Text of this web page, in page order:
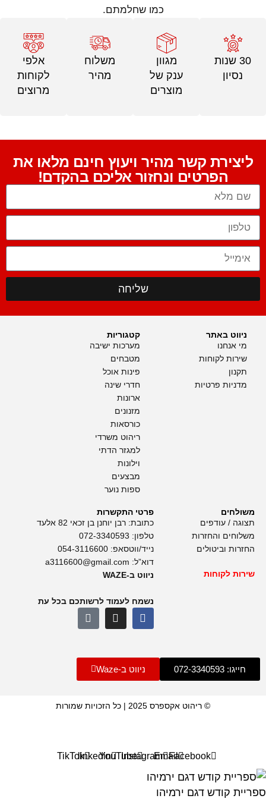
כמו שחלמתם.
30 שנות
נסיון
מגוון
ענק של
מוצרים
משלוח
מהיר
אלפי
לקוחות
מרוצים
ליצירת קשר מהיר ויעוץ חינם מלאו את
הפרטים ונחזור אליכם בהקדם!
שליחה
ניווט באתר
מי אנחנו
שירות לקוחות
תקנון
מדניות פרטיות
קטגוריות
מערכות ישיבה
מטבחים
פינות אוכל
חדרי שינה
ארונות
מזנונים
כורסאות
ריהוט משרדי
למגזר הדתי
וילונות
מבצעים
ספות נוער
משולחים
תצוגה / עודפים
משלוחים והחזרות
החזרות וביטולים
שירות לקוחות
פרטי התקשרות
כתובת: רבן יוחנן בן זכאי 82 אלעד
טלפון: 072-3340593
נייד/ווטסאפ:054-3116600
דוא”ל: a3116600@gmail.com
ניווט ב-WAZE
נשמח לעמוד לרשותכם בכל עת
חייגו: 072-3340593 ניווט ב-Waze
© ריהוט אקספרס 2025 | כל הזכויות שמורות
Facebook
Email
Instagram
YouTube
linkedin
TikTok
ספריית קודש דגם ירמיהו